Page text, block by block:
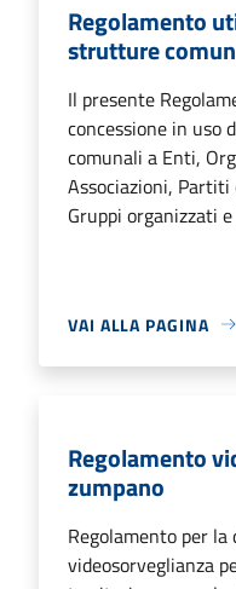
Regolamento
strutture
Il presente
concessione in uso
comunali a Enti,
Associazioni,
Gruppi organizzati
VAI ALLA PAGINA
Regolamento
zumpano
Regolamento per
videosorveglianza